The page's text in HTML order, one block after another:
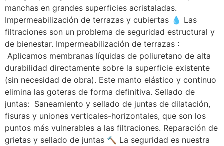
manchas en grandes superficies acristaladas.
Impermeabilización de terrazas y cubiertas 💧 Las
filtraciones son un problema de seguridad estructural y
de bienestar. Impermeabilización de terrazas :
Aplicamos membranas líquidas de poliuretano de alta
durabilidad directamente sobre la superficie existente
(sin necesidad de obra). Este manto elástico y continuo
elimina las goteras de forma definitiva. Sellado de
juntas: Saneamiento y sellado de juntas de dilatación,
fisuras y uniones verticales-horizontales, que son los
puntos más vulnerables a las filtraciones. Reparación de
grietas y sellado de juntas 🔨 La seguridad es nuestra